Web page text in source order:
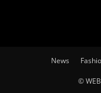
News
©